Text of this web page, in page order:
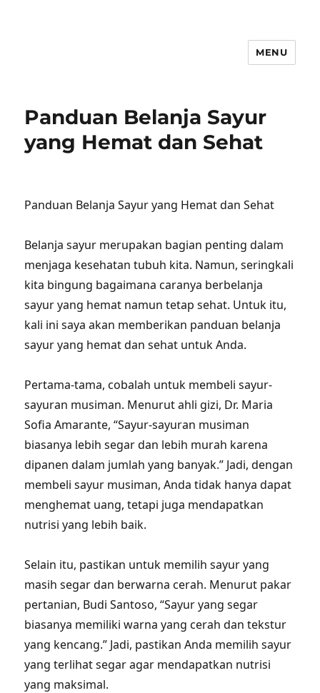
MENU
Panduan Belanja Sayur
yang Hemat dan Sehat
Panduan Belanja Sayur yang Hemat dan Sehat
Belanja sayur merupakan bagian penting dalam
menjaga kesehatan tubuh kita. Namun, seringkali
kita bingung bagaimana caranya berbelanja
sayur yang hemat namun tetap sehat. Untuk itu,
kali ini saya akan memberikan panduan belanja
sayur yang hemat dan sehat untuk Anda.
Pertama-tama, cobalah untuk membeli sayur-
sayuran musiman. Menurut ahli gizi, Dr. Maria
Sofia Amarante, “Sayur-sayuran musiman
biasanya lebih segar dan lebih murah karena
dipanen dalam jumlah yang banyak.” Jadi, dengan
membeli sayur musiman, Anda tidak hanya dapat
menghemat uang, tetapi juga mendapatkan
nutrisi yang lebih baik.
Selain itu, pastikan untuk memilih sayur yang
masih segar dan berwarna cerah. Menurut pakar
pertanian, Budi Santoso, “Sayur yang segar
biasanya memiliki warna yang cerah dan tekstur
yang kencang.” Jadi, pastikan Anda memilih sayur
yang terlihat segar agar mendapatkan nutrisi
yang maksimal.